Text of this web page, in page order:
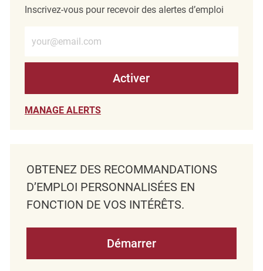
Inscrivez-vous pour recevoir des alertes d’emploi
Activer
MANAGE ALERTS
OBTENEZ DES RECOMMANDATIONS
D’EMPLOI PERSONNALISÉES EN
FONCTION DE VOS INTÉRÊTS.
Démarrer